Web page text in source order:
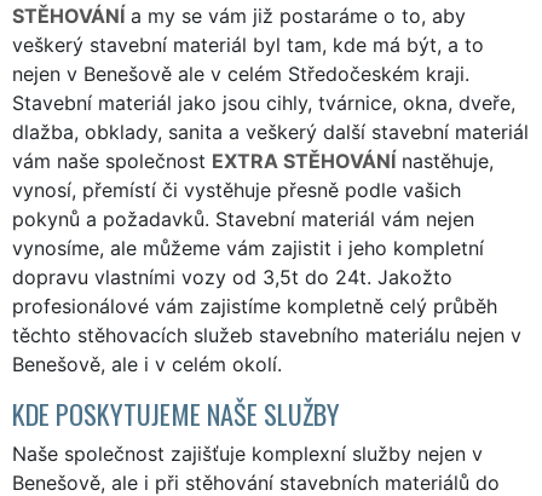
STĚHOVÁNÍ a my se vám již postaráme o to, aby
veškerý stavební materiál byl tam, kde má být, a to
nejen v Benešově ale v celém Středočeském kraji.
Stavební materiál jako jsou cihly, tvárnice, okna, dveře,
dlažba, obklady, sanita a veškerý další stavební materiál
vám naše společnost EXTRA STĚHOVÁNÍ nastěhuje,
vynosí, přemístí či vystěhuje přesně podle vašich
pokynů a požadavků. Stavební materiál vám nejen
vynosíme, ale můžeme vám zajistit i jeho kompletní
dopravu vlastními vozy od 3,5t do 24t. Jakožto
profesionálové vám zajistíme kompletně celý průběh
těchto stěhovacích služeb stavebního materiálu nejen v
Benešově, ale i v celém okolí.
KDE POSKYTUJEME NAŠE SLUŽBY
Naše společnost zajišťuje komplexní služby nejen v
Benešově, ale i při stěhování stavebních materiálů do